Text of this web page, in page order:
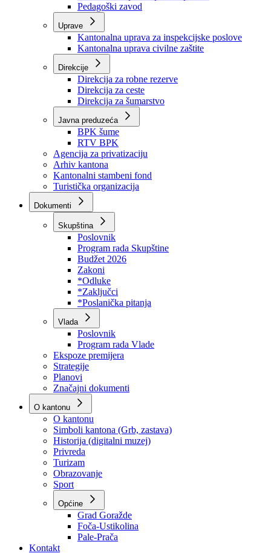
Zavod zdravstvenog osiguranja
Zavod za javno zdravstvo
Zavod za besplatnu pravnu pomoć
Pedagoški zavod
Kantonalna uprava za inspekcijske poslove
Kantonalna uprava civilne zaštite
Direkcije
Direkcija za robne rezerve
Direkcija za ceste
Direkcija za šumarstvo
Javna preduzeća
BPK šume
RTV BPK
Agencija za privatizaciju
Arhiv kantona
Kantonalni stambeni fond
Turistička organizacija
Dokumenti
Skupština
Poslovnik
Program rada Skupštine
Budžet 2026
Zakoni
*Odluke
*Zaključci
*Poslanička pitanja
Vlada
Poslovnik
Program rada Vlade
Ekspoze premijera
Strategije
Planovi
Značajni dokumenti
O kantonu
O kantonu
Simboli kantona (Grb, zastava)
Historija (digitalni muzej)
Privreda
Turizam
Obrazovanje
Sport
Općine